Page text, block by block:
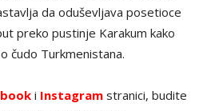
da oduševljava ​​posetioce
preko pustinje Karakum kako
čudo Turkmenistana.
i Instagram stranici, budite